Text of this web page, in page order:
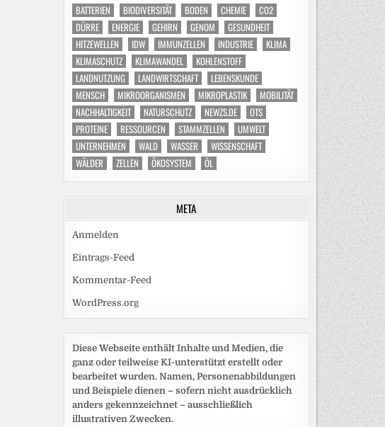
BATTERIEN
BIODIVERSITÄT BODEN CHEMIE
CO2
DÜRRE
ENERGIE GEHIRN GENOM
GESUNDHEIT
HITZEWELLEN
IDW IMMUNZELLEN INDUSTRIE
KLIMA
KLIMASCHUTZ
KLIMAWANDEL
KOHLENSTOFF
LANDNUTZUNG
LANDWIRTSCHAFT
LEBENSKUNDE
MENSCH
MIKROORGANISMEN MIKROPLASTIK
MOBILITÄT
NACHHALTIGKEIT
NATURSCHUTZ NEWZS.DE
OTS
PROTEINE
RESSOURCEN STAMMZELLEN
UMWELT
UNTERNEHMEN
WALD WASSER
WISSENSCHAFT
WÄLDER
ZELLEN ÖKOSYSTEM ÖL
META
Anmelden
Eintrags-Feed
Kommentar-Feed
WordPress.org
Diese Webseite enthält Inhalte und Medien, die
ganz oder teilweise KI-unterstützt erstellt oder
bearbeitet wurden. Namen, Personenabbildungen
und Beispiele dienen – sofern nicht ausdrücklich
anders gekennzeichnet – ausschließlich
illustrativen Zwecken.